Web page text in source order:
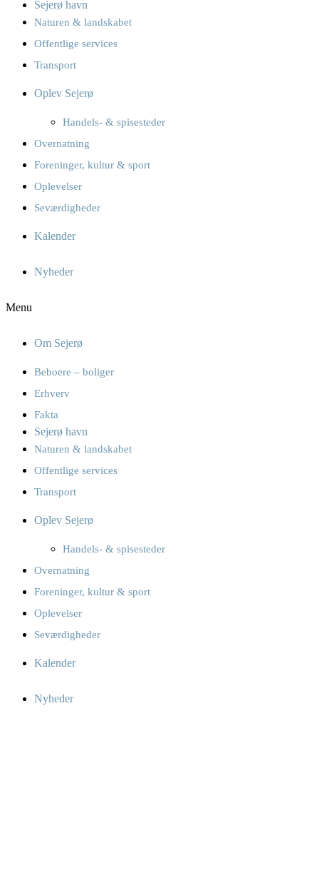
Sejerø havn
Naturen & landskabet
Offentlige services
Transport
Oplev Sejerø
Handels- & spisesteder
Overnatning
Foreninger, kultur & sport
Oplevelser
Seværdigheder
Kalender
Nyheder
Menu
Om Sejerø
Beboere – boliger
Erhverv
Fakta
Sejerø havn
Naturen & landskabet
Offentlige services
Transport
Oplev Sejerø
Handels- & spisesteder
Overnatning
Foreninger, kultur & sport
Oplevelser
Seværdigheder
Kalender
Nyheder